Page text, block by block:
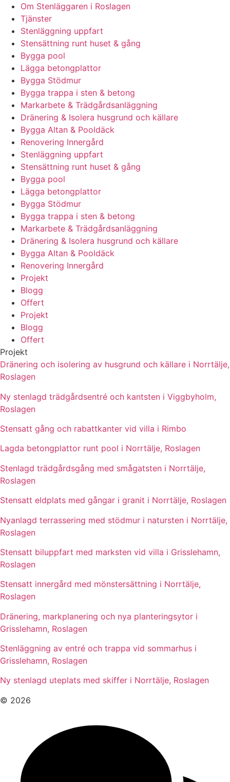
Om Stenläggaren i Roslagen
Tjänster
Stenläggning uppfart
Stensättning runt huset & gång
Bygga pool
Lägga betongplattor
Bygga Stödmur
Bygga trappa i sten & betong
Markarbete & Trädgårdsanläggning
Dränering & Isolera husgrund och källare
Bygga Altan & Pooldäck
Renovering Innergård
Stenläggning uppfart
Stensättning runt huset & gång
Bygga pool
Lägga betongplattor
Bygga Stödmur
Bygga trappa i sten & betong
Markarbete & Trädgårdsanläggning
Dränering & Isolera husgrund och källare
Bygga Altan & Pooldäck
Renovering Innergård
Projekt
Blogg
Offert
Projekt
Blogg
Offert
Projekt
Dränering och isolering av husgrund och källare i Norrtälje,
Roslagen
Ny stenlagd trädgårdsentré och kantsten i Viggbyholm,
Roslagen
Stensatt gång och rabattkanter vid villa i Rimbo
Lagda betongplattor runt pool i Norrtälje, Roslagen
Stenlagd trädgårdsgång med smågatsten i Norrtälje,
Roslagen
Stensatt eldplats med gångar i granit i Norrtälje, Roslagen
Nyanlagd terrassering med stödmur i natursten i Norrtälje,
Roslagen
Stensatt biluppfart med marksten vid villa i Grisslehamn,
Roslagen
Stensatt innergård med mönstersättning i Norrtälje,
Roslagen
Dränering, markplanering och nya planteringsytor i
Grisslehamn, Roslagen
Stenläggning av entré och trappa vid sommarhus i
Grisslehamn, Roslagen
Ny stenlagd uteplats med skiffer i Norrtälje, Roslagen
© 2026